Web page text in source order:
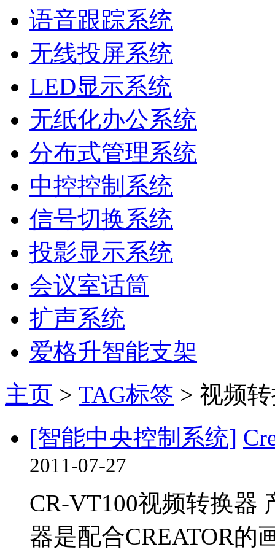
语音跟踪系统
无线投屏系统
LED显示系统
无纸化办公系统
分布式管理系统
中控控制系统
信号切换系统
投影显示系统
会议室话筒
扩声系统
爱格升智能支架
主页 > TAG标签 > 视频
[智能中央控制系统]
2011-07-27
CR-VT100视频转换器
器是配合CREATOR的